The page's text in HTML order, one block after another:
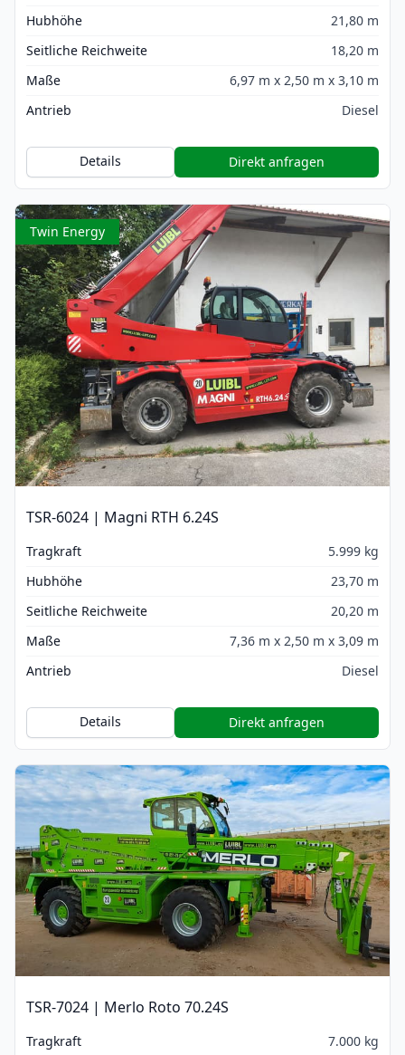
Hubhöhe
21,80 m
Seitliche Reichweite
18,20 m
Maße
6,97 m x 2,50 m x 3,10 m
Antrieb
Diesel
Details Direkt anfragen
Twin Energy
TSR-6024 | Magni RTH 6.24S
Tragkraft
5.999 kg
Hubhöhe
23,70 m
Seitliche Reichweite
20,20 m
Maße
7,36 m x 2,50 m x 3,09 m
Antrieb
Diesel
Details Direkt anfragen
TSR-7024 | Merlo Roto 70.24S
Tragkraft
7.000 kg